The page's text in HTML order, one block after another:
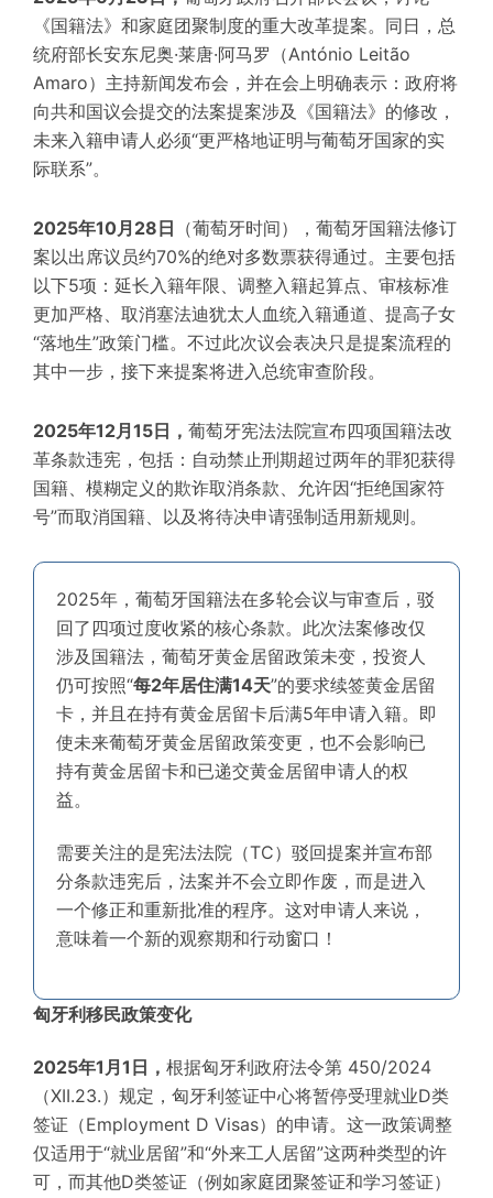
《国籍法》和家庭团聚制度的重大改革提案。同日，总
统府部长安东尼奥·莱唐·阿马罗（António Leitão
Amaro）主持新闻发布会，并在会上明确表示：政府将
向共和国议会提交的法案提案涉及《国籍法》的修改，
未来入籍申请人必须“更严格地证明与葡萄牙国家的实
际联系”。
2025年10月28日 （葡萄牙时间），葡萄牙国籍法修订
案以出席议员约70%的绝对多数票获得通过。主要包括
以下5项：延长入籍年限、调整入籍起算点、审核标准
更加严格、取消塞法迪犹太人血统入籍通道、提高子女
“落地生”政策门槛。不过此次议会表决只是提案流程的
其中一步，接下来提案将进入总统审查阶段。
2025年12月15日， 葡萄牙宪法法院宣布四项国籍法改
革条款违宪，包括：自动禁止刑期超过两年的罪犯获得
国籍、模糊定义的欺诈取消条款、允许因“拒绝国家符
号”而取消国籍、以及将待决申请强制适用新规则。
2025年，葡萄牙国籍法在多轮会议与审查后，驳
回了四项过度收紧的核心条款。此次法案修改仅
涉及国籍法，葡萄牙黄金居留政策未变，投资人
仍可按照“每2年居住满14天”的要求续签黄金居留
卡，并且在持有黄金居留卡后满5年申请入籍。即
使未来葡萄牙黄金居留政策变更，也不会影响已
持有黄金居留卡和已递交黄金居留申请人的权
益。
需要关注的是宪法法院（TC）驳回提案并宣布部
分条款违宪后，法案并不会立即作废，而是进入
一个修正和重新批准的程序。这对申请人来说，
意味着一个新的观察期和行动窗口！
匈牙利移民政策变化
2025年1月1日， 根据匈牙利政府法令第 450/2024
（XII.23.）规定，匈牙利签证中心将暂停受理就业D类
签证（Employment D Visas）的申请。这一政策调整
仅适用于“就业居留”和“外来工人居留”这两种类型的许
可，而其他D类签证（例如家庭团聚签证和学习签证）